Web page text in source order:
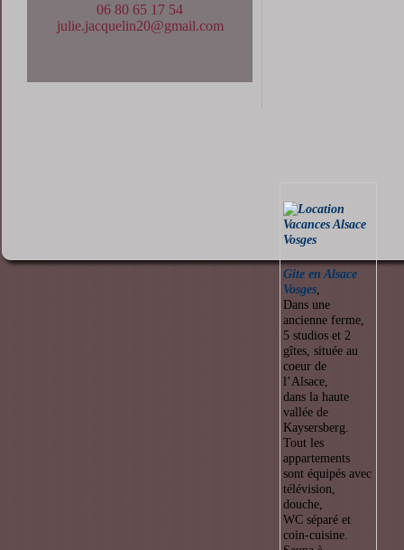
06 80 65 17 54
julie.jacquelin20@gmail.com
Gite en Alsace
Vosges,
Dans une
ancienne ferme,
5 studios et 2
gîtes, située au
coeur de
l’Alsace,
dans la haute
vallée de
Kaysersberg.
Tout les
appartements
sont équipés avec
télévision,
douche,
WC séparé et
coin-cuisine.